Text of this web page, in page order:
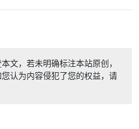
文，若未明确标注本站原创，
认为内容侵犯了您的权益，请